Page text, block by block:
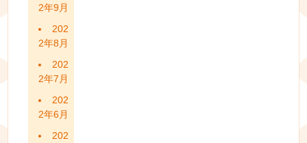
2年9月
202
2年8月
202
2年7月
202
2年6月
202